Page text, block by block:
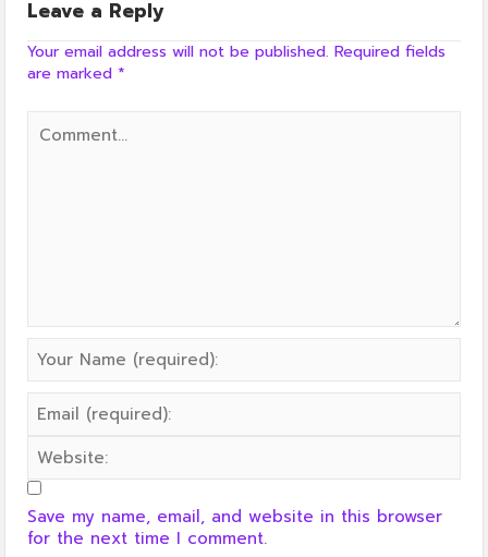
Leave a Reply
Your email address will not be published. Required fields
are marked *
Save my name, email, and website in this browser
for the next time I comment.